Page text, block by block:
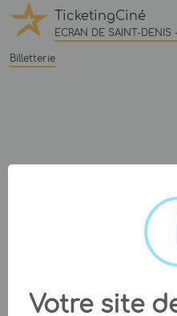
TicketingCiné
ECRAN DE SAINT-
Billetterie
Votre site